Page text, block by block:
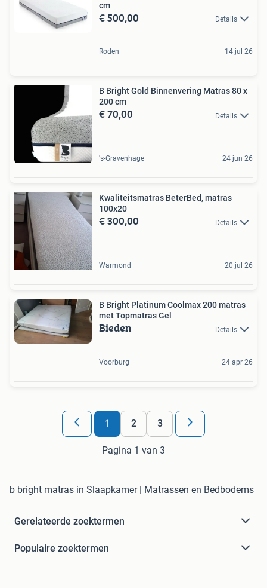
cm
€ 500,00 Details
Roden 14 jul 26
B Bright Gold Binnenvering Matras 80 x
200 cm
€ 70,00 Details
's-Gravenhage 24 jun 26
Kwaliteitsmatras BeterBed, matras
100x20
€ 300,00 Details
Warmond 20 jul 26
B Bright Platinum Coolmax 200 matras
met Topmatras Gel
Bieden Details
Voorburg 24 apr 26
1 2 3
Pagina 1 van 3
b bright matras in Slaapkamer | Matrassen en Bedbodems
Gerelateerde zoektermen
Populaire zoektermen